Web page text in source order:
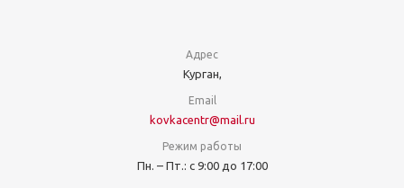
Адрес
Курган,
Email
kovkacentr@mail.ru
Режим работы
Пн. – Пт.: с 9:00 до 17:00